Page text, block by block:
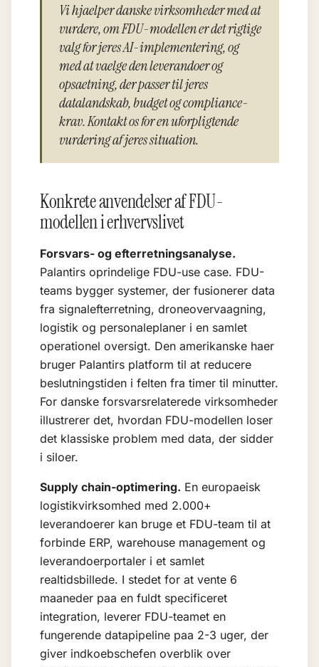
Vi hjaelper danske virksomheder med at
vurdere, om FDU-modellen er det rigtige
valg for jeres AI-implementering, og
med at vaelge den leverandoer og
opsaetning, der passer til jeres
datalandskab, budget og compliance-
krav. Kontakt os for en uforpligtende
vurdering af jeres situation.
Konkrete anvendelser af FDU-
modellen i erhvervslivet
Forsvars- og efterretningsanalyse.
Palantirs oprindelige FDU-use case. FDU-
teams bygger systemer, der fusionerer data
fra signalefterretning, droneovervaagning,
logistik og personaleplaner i en samlet
operationel oversigt. Den amerikanske haer
bruger Palantirs platform til at reducere
beslutningstiden i felten fra timer til minutter.
For danske forsvarsrelaterede virksomheder
illustrerer det, hvordan FDU-modellen loser
det klassiske problem med data, der sidder
i siloer.
Supply chain-optimering. En europaeisk
logistikvirksomhed med 2.000+
leverandoerer kan bruge et FDU-team til at
forbinde ERP, warehouse management og
leverandoerportaler i et samlet
realtidsbillede. I stedet for at vente 6
maaneder paa en fuldt specificeret
integration, leverer FDU-teamet en
fungerende datapipeline paa 2-3 uger, der
giver indkoebschefen overblik over